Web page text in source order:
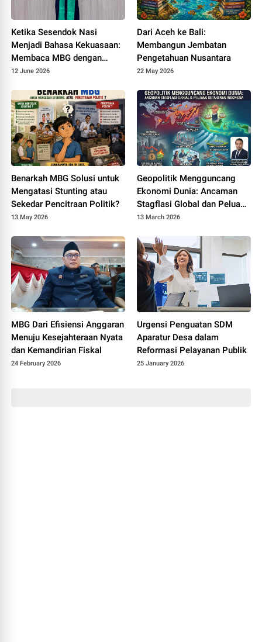
Ketika Sesendok Nasi
Menjadi Bahasa Kekuasaan:
Membaca MBG dengan
Kacamata Antropologi
12 June 2026
Dari Aceh ke Bali:
Membangun Jembatan
Pengetahuan Nusantara
22 May 2026
Benarkah MBG Solusi untuk
Mengatasi Stunting atau
Sekedar Pencitraan Politik?
13 May 2026
Geopolitik Mengguncang
Ekonomi Dunia: Ancaman
Stagflasi Global dan Peluang
Ketahanan Ekonomi
13 March 2026
‎MBG Dari Efisiensi Anggaran
Menuju Kesejahteraan Nyata
dan Kemandirian Fiskal
24 February 2026
Urgensi Penguatan SDM
Aparatur Desa dalam
Reformasi Pelayanan Publik
25 January 2026